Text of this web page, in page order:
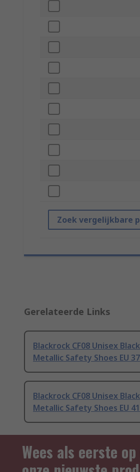
Zoek vergelijkbare
Gerelateerde Links
Blackrock CF08 Unisex
Metallic Safety Shoes EU 37
Blackrock CF08 Unisex
Metallic Safety Shoes EU 41
Wees als eerste